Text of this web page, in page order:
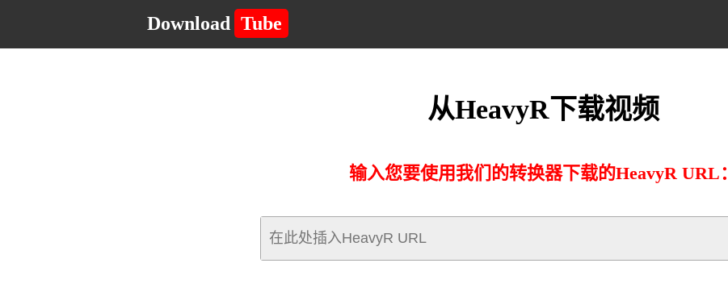
Download Tube
从HeavyR下载视频
输入您要使用我们的转换器下载的HeavyR URL：